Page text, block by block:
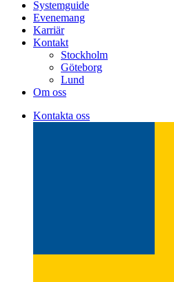
Systemguide
Evenemang
Karriär
Kontakt
Stockholm
Göteborg
Lund
Om oss
Kontakta oss